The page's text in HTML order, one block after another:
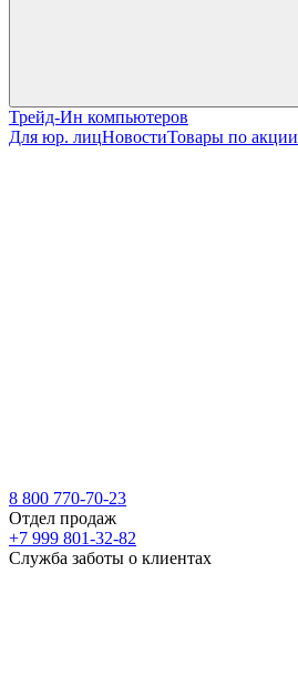
Трейд-Ин компьютеров
Для юр. лицНовостиТовары по акции
8 800 770-70-23
Отдел продаж
+7 999 801-32-82
Служба заботы о клиентах